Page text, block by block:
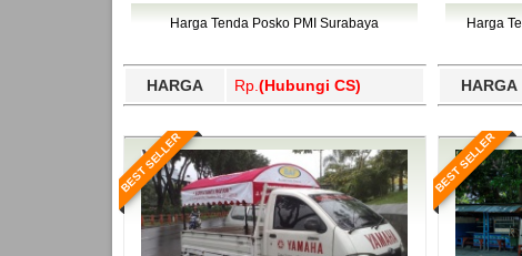
Bawang Barat, Tulangbawang, Tulungagung,
Harga Tenda Posko PMI Surabaya
HARGA Rp. (Hubungi CS)
Harga
HARGA
BEST SELLER BEST SELLER